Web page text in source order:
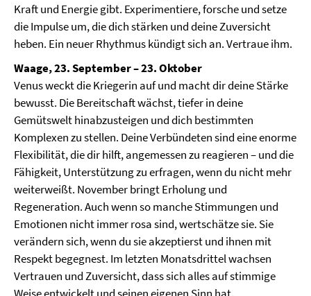
Kraft und Energie gibt. Experimentiere, forsche und setze
die Impulse um, die dich stärken und deine Zuversicht
heben. Ein neuer Rhythmus kündigt sich an. Vertraue ihm.
Waage, 23. September – 23. Oktober
Venus weckt die Kriegerin auf und macht dir deine Stärke
bewusst. Die Bereitschaft wächst, tiefer in deine
Gemütswelt hinabzusteigen und dich bestimmten
Komplexen zu stellen. Deine Verbündeten sind eine enorme
Flexibilität, die dir hilft, angemessen zu reagieren – und die
Fähigkeit, Unterstützung zu erfragen, wenn du nicht mehr
weiterweißt. November bringt Erholung und
Regeneration. Auch wenn so manche Stimmungen und
Emotionen nicht immer rosa sind, wertschätze sie. Sie
verändern sich, wenn du sie akzeptierst und ihnen mit
Respekt begegnest. Im letzten Monatsdrittel wachsen
Vertrauen und Zuversicht, dass sich alles auf stimmige